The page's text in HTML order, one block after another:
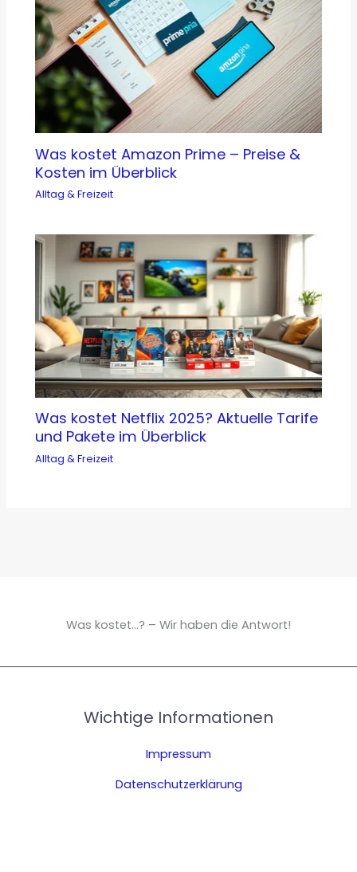
Was kostet Amazon Prime – Preise &
Kosten im Überblick
Alltag & Freizeit
Was kostet Netflix 2025? Aktuelle Tarife
und Pakete im Überblick
Alltag & Freizeit
Was kostet...? – Wir haben die Antwort!
Wichtige Informationen
Impressum
Datenschutzerklärung